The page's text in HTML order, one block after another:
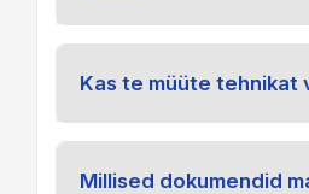
Kas te müüte tehnikat
Millised dokumendid